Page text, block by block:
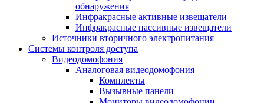
обнаружения
Инфракрасные активные извещатели
Инфракрасные пассивные извещатели
Источники вторичного электропитания
Системы контроля доступа
Видеодомофония
Аналоговая видеодомофония
Комплекты
Вызывные панели